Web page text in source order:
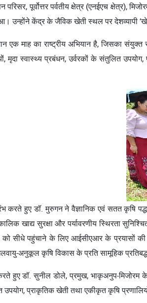
पूर्वोत्तर पर्वतीय क्षेत्र (एनईएच क्षेत्र),
उन्होंने केंद्र के जैविक खेती स्थल पर देशव्यापी
एक माह का राष्ट्रीय अभियान है, जिसका संयुक्त
मृदा स्वास्थ्य प्रबंधन, उर्वरकों के संतुलित
करते हुए डॉ. मुरुगन ने वैज्ञानिक एवं सतत कृषि
खाद्य सुरक्षा और पर्यावरणीय स्थिरता
को सीधे पहुंचाने के लिए आईसीएआर के प्रयासों की
अनुकूल कृषि विकास के प्रति सामूहिक
हुए डॉ. सुनील डोले, प्रमुख, भाकृअनुप-मिजोरम
उपयोग, प्राकृतिक खेती तथा एकीकृत कृषि